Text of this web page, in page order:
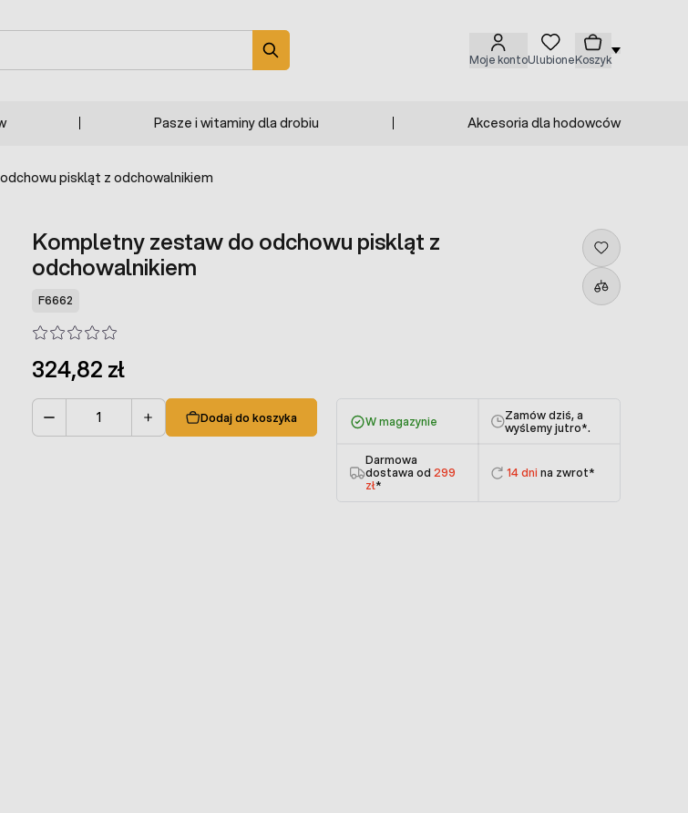
Moje kontoUlubioneKoszyk
Pasze i witaminy dla drobiu Akcesoria dla hodowców
piskląt z odchowalnikiem
Kompletny zestaw do odchowu piskląt z
odchowalnikiem
F6662
324,82 zł
Dodaj do koszyka W magazynie
Zamów dziś, a
wyślemy jutro*.
Darmowa
dostawa od 299
zł*
14 dni na zwrot*